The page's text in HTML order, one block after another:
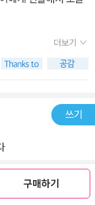
구매하기
서 키득거리던 시간
으나..나의 실력이
기도 하지만..나의 책
만으로도 언제나 다
을 이겨내면서 내가
니다.].다시금 용기를
영어회화#빨간모
더보기
쓰기